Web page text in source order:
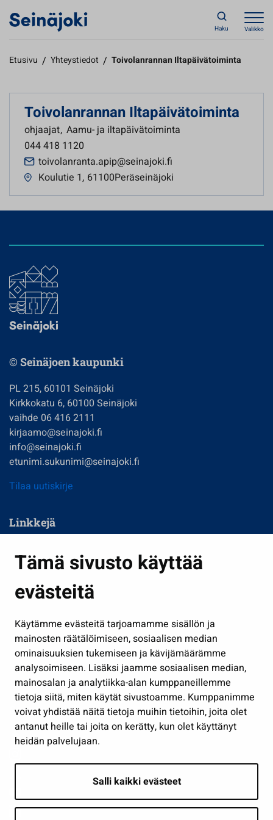
Tämä sivusto käyttää
evästeitä
Käytämme evästeitä tarjoamamme sisällön ja
mainosten räätälöimiseen, sosiaalisen median
ominaisuuksien tukemiseen ja kävijämäärämme
analysoimiseen. Lisäksi jaamme sosiaalisen median,
mainosalan ja analytiikka-alan kumppaneillemme
tietoja siitä, miten käytät sivustoamme. Kumppanimme
voivat yhdistää näitä tietoja muihin tietoihin, joita olet
antanut heille tai joita on kerätty, kun olet käyttänyt
heidän palvelujaan.
Salli kaikki evästeet
Haku Valikko
Etusivu / Yhteystiedot / Toivolanrannan Iltapäivätoiminta
Toivolanrannan Iltapäivätoiminta
ohjaajat, Aamu- ja iltapäivätoiminta
044 418 1120
toivolanranta.apip@seinajoki.fi
Koulutie 1, 61100Peräseinäjoki
© Seinäjoen kaupunki
PL 215, 60101 Seinäjoki
Kirkkokatu 6, 60100 Seinäjoki
vaihde 06 416 2111
kirjaamo@seinajoki.fi
info@seinajoki.fi
etunimi.sukunimi@seinajoki.fi
Tilaa uutiskirje
Linkkejä
Kasvatus ja opetus
Kulttuuri ja liikunta
Työ ja yrittäminen
Osallistu ja asioi
Näytä omat evästeasetukseni
Seuraa meitä